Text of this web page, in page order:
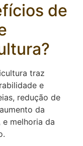
de
traz
e
redução de
da
e melhoria da